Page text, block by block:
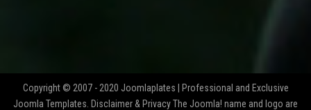
Copyright © 2007 - 2020 Joomlaplates | Professional and Exclusive
Joomla Templates. Disclaimer & Privacy The Joomla! name and logo are